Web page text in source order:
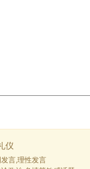
仪
言,理性发言